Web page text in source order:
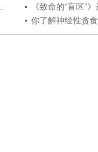
《致命的“盲区”
你了解神经性贪